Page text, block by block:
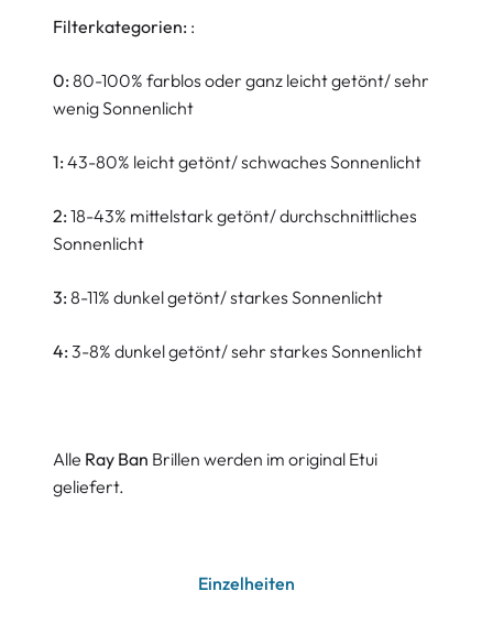
Filterkategorien: :
0: 80-100% farblos oder ganz leicht getönt/ sehr
wenig Sonnenlicht
1: 43-80% leicht getönt/ schwaches Sonnenlicht
2: 18-43% mittelstark getönt/ durchschnittliches
Sonnenlicht
3: 8-11% dunkel getönt/ starkes Sonnenlicht
4: 3-8% dunkel getönt/ sehr starkes Sonnenlicht
Alle Ray Ban Brillen werden im original Etui
geliefert.
Einzelheiten